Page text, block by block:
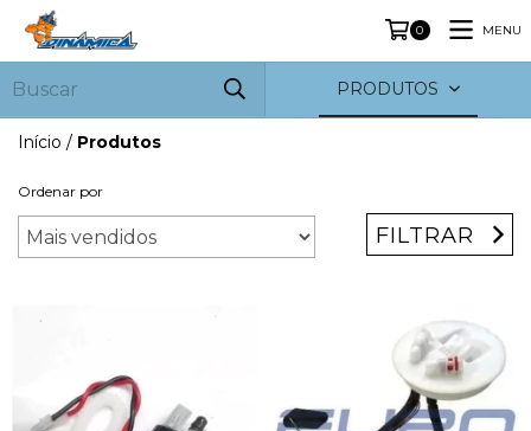
0 MENU
PRODUTOS
Início / Produtos
Ordenar por
FILTRAR